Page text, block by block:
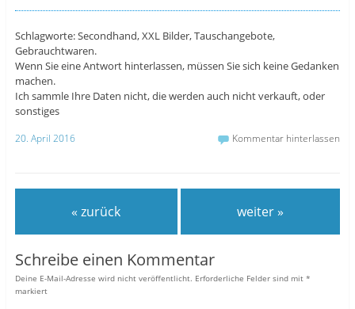
Schlagworte: Secondhand, XXL Bilder, Tauschangebote,
Gebrauchtwaren.
Wenn Sie eine Antwort hinterlassen, müssen Sie sich keine Gedanken
machen.
Ich sammle Ihre Daten nicht, die werden auch nicht verkauft, oder
sonstiges
20. April 2016 Kommentar hinterlassen
« zurück weiter »
Schreibe einen Kommentar
Deine E-Mail-Adresse wird nicht veröffentlicht. Erforderliche Felder sind mit *
markiert